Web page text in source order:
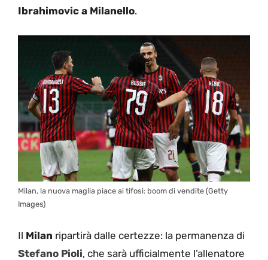
Ibrahimovic a Milanello.
Milan, la nuova maglia piace ai tifosi: boom di vendite (Getty
Images)
Il Milan ripartirà dalle certezze: la permanenza di
Stefano Pioli, che sarà ufficialmente l’allenatore